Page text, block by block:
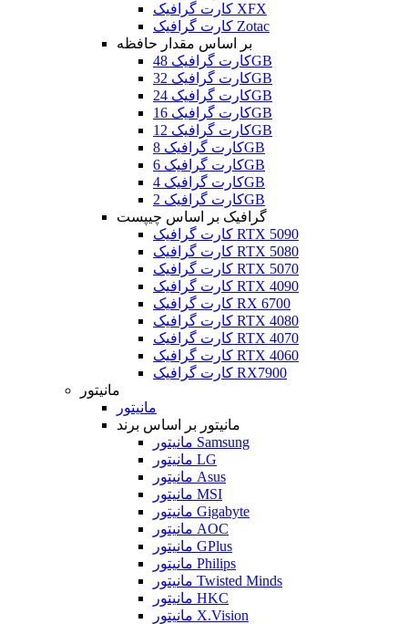
کارت گرافیک XFX
کارت گرافیک Zotac
بر اساس مقدار حافظه
کارت گرافیک 48GB
کارت گرافیک 32GB
کارت گرافیک 24GB
کارت گرافیک 16GB
کارت گرافیک 12GB
کارت گرافیک 8GB
کارت گرافیک 6GB
کارت گرافیک 4GB
کارت گرافیک 2GB
گرافیک بر اساس چیپست
کارت گرافیک RTX 5090
کارت گرافیک RTX 5080
کارت گرافیک RTX 5070
کارت گرافیک RTX 4090
کارت گرافیک RX 6700
کارت گرافیک RTX 4080
کارت گرافیک RTX 4070
کارت گرافیک RTX 4060
کارت گرافیک RX7900
مانیتور
مانیتور
مانیتور بر اساس برند
مانیتور Samsung
مانیتور LG
مانیتور Asus
مانیتور MSI
مانیتور Gigabyte
مانیتور AOC
مانیتور GPlus
مانیتور Philips
مانیتور Twisted Minds
مانیتور HKC
مانیتور X.Vision